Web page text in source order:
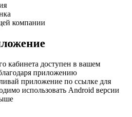
компании
кабинета доступен в вашем
приложению
приложение по ссылке для
использовать Android версии